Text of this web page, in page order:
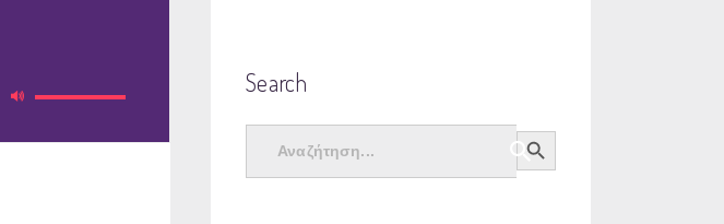
πλήκτρα
Search
Search Search Button